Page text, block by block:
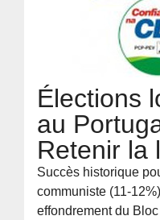
Élections
au
Retenir la
Succès historique
communiste (11-
effondrement du